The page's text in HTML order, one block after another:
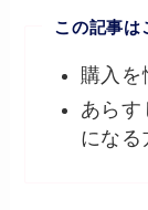
この記事は
購入
あら
になる